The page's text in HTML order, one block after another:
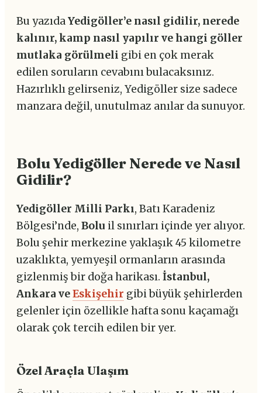
Bu yazıdaYedigöller’e nasıl gidilir, nerede
kalınır, kamp nasıl yapılır ve hangi göller
mutlaka görülmeli gibi en çok merak
edilen soruların cevabını bulacaksınız.
Hazırlıklı gelirseniz, Yedigöller size sadece
manzara değil, unutulmaz anılar da sunuyor.
Bolu Yedigöller Nerede ve Nasıl
Gidilir?
Yedigöller Milli Parkı, Batı Karadeniz
Bölgesi’nde, Bolu il sınırları içinde yer alıyor.
Bolu şehir merkezine yaklaşık 45 kilometre
uzaklıkta, yemyeşil ormanların arasında
gizlenmiş bir doğa harikası. İstanbul,
Ankara veEskişehir gibi büyük şehirlerden
gelenler için özellikle hafta sonu kaçamağı
olarak çok tercih edilen bir yer.
Özel Araçla Ulaşım